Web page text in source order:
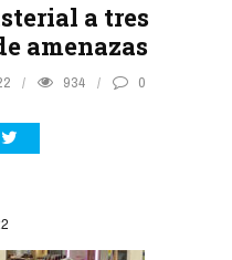
a tres
amenazas
934 0